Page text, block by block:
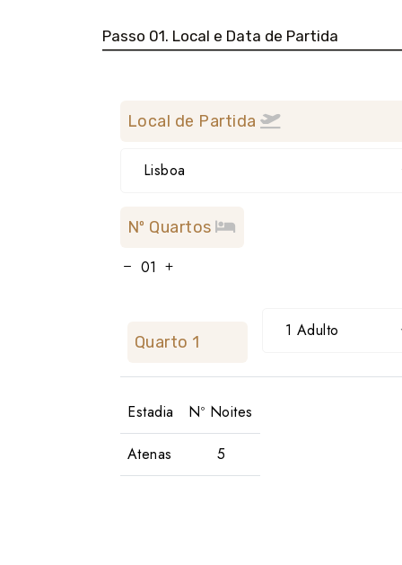
Passo 01. Local e Data de Partida
Local de Partida
Lisboa
Nº Quartos
Quarto 1
1 Adulto
Estadia Nº Noites
Atenas